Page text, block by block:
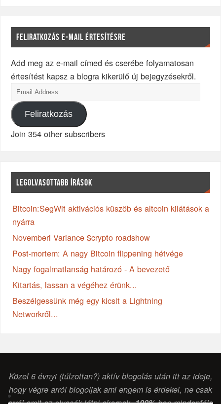
FELIRATKOZÁS E-MAIL ÉRTESÍTÉSRE
Add meg az e-mail címed és cserébe folyamatosan
értesítést kapsz a blogra kikerülő új bejegyzésekről.
Feliratkozás
Join 354 other subscribers
LEGOLVASOTTABB ÍRÁSOK
Bitcoin:SegWit aktivációs küszöb és altcoin kilátások a
nyárra
Novemberi Variance $crypto roadshow
Post-mortem: A nagy Bitcoin flippening hétvége
Nagy fogalmatlanság határozó - A bevezető
Kitartás, lassan a végéhez érünk...
Beszélgessünk még egy kicsit a Lightning
Networkről...
Közel 6 évnyi (túlzottan?) aktív blogolás után itt az ideje,
hogy végre arról blogoljak ami engem is érdekel, ne csak